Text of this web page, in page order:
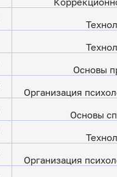
Основы
Организация
Основы
Организация